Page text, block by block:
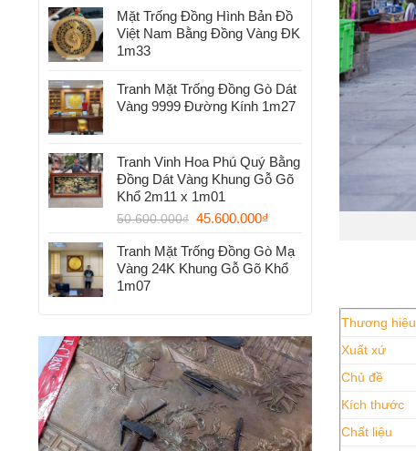
Thương hiệu
Xuất xứ
Chủ đề
Kích thước
Chất liệu
Mặt Trống Đồng Hình Bản Đồ
Việt Nam Bằng Đồng Vàng ĐK
1m33
Tranh Mặt Trống Đồng Gò Dát
Vàng 9999 Đường Kính 1m27
Tranh Vinh Hoa Phú Quý Bằng
Đồng Dát Vàng Khung Gỗ Gõ
Khổ 2m11 x 1m01
50.600.000₫ 45.600.000₫
Tranh Mặt Trống Đồng Gò Mạ
Vàng 24K Khung Gỗ Gõ Khổ
1m07